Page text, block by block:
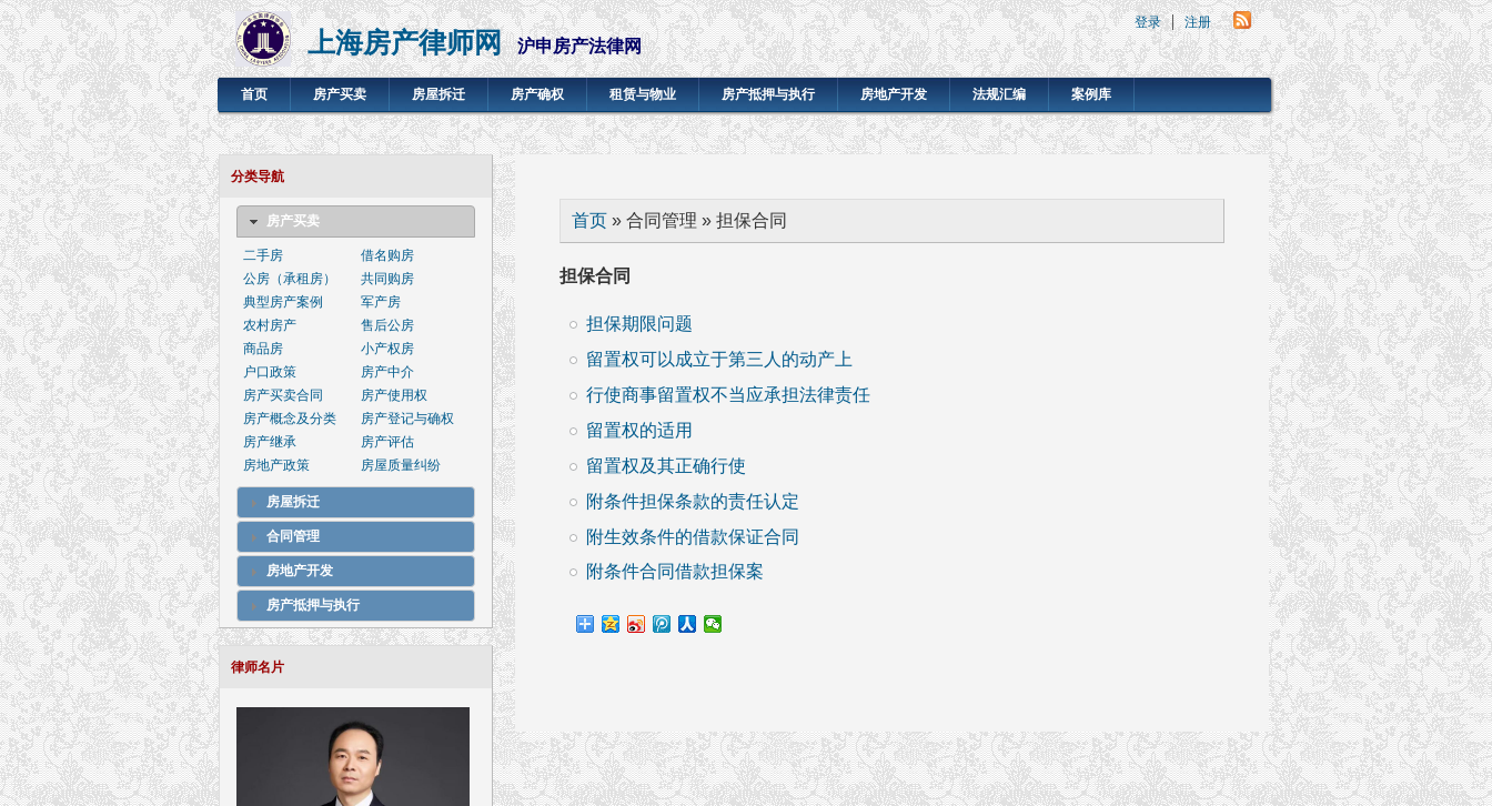
上海房产律师网 沪申房产法律网
登录 注册
首页 房产买卖 房屋拆迁 房产确权 租赁与物业 房产抵押与执行 房地产开发 法规汇编 案例库
分类导航
房产买卖
二手房
借名购房
公房（承租房）
共同购房
典型房产案例
军产房
农村房产
售后公房
商品房
小产权房
户口政策
房产中介
房产买卖合同
房产使用权
房产概念及分类
房产登记与确权
房产继承
房产评估
房地产政策
房屋质量纠纷
房屋拆迁
合同管理
房地产开发
房产抵押与执行
律师名片
你在这里
首页 » 合同管理 » 担保合同
担保合同
担保期限问题
留置权可以成立于第三人的动产上
行使商事留置权不当应承担法律责任
留置权的适用
留置权及其正确行使
附条件担保条款的责任认定
附生效条件的借款保证合同
附条件合同借款担保案